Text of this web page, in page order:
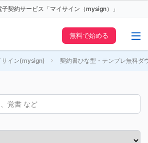
契約サービス「マイサイン（mysign）」
無料で始める
サイン(mysign) 契約書ひな型・テンプレ無料ダ